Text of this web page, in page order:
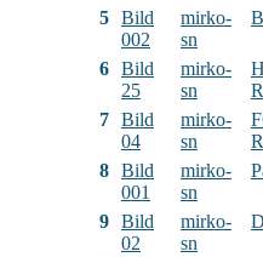
5 Bild
002
mirko-
sn
6 Bild
25
mirko-
sn
7 Bild
04
mirko-
sn
8 Bild
001
mirko-
sn
9 Bild
02
mirko-
sn